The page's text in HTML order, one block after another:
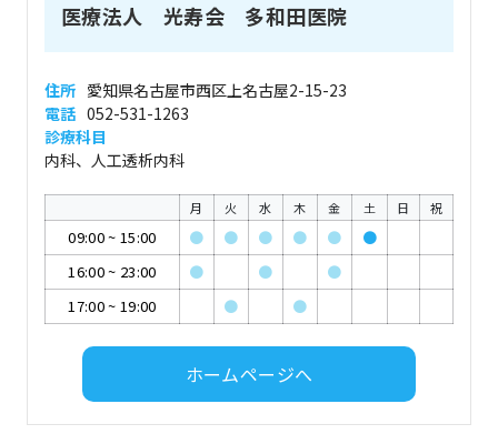
医療法人 光寿会 多和田医院
住所 愛知県名古屋市西区上名古屋2-15-23
電話 052-531-1263
診療科目
内科、人工透析内科
月 火 水 木 金 土 日 祝
09:00~ 15:00 ● ● ● ● ●
●
16:00~ 23:00 ● ●
●
17:00~ 19:00 ● ●
ホームページへ